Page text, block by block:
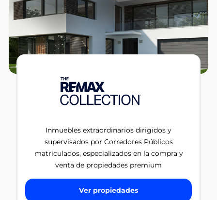
Inmuebles extraordinarios dirigidos y
supervisados por Corredores Públicos
matriculados, especializados en la compra y
venta de propiedades premium
Ver propiedades